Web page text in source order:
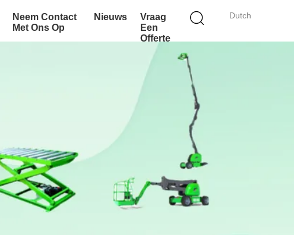
Dutch
Neem Contact
Met Ons Op
Nieuws
Vraag
Een
Offerte